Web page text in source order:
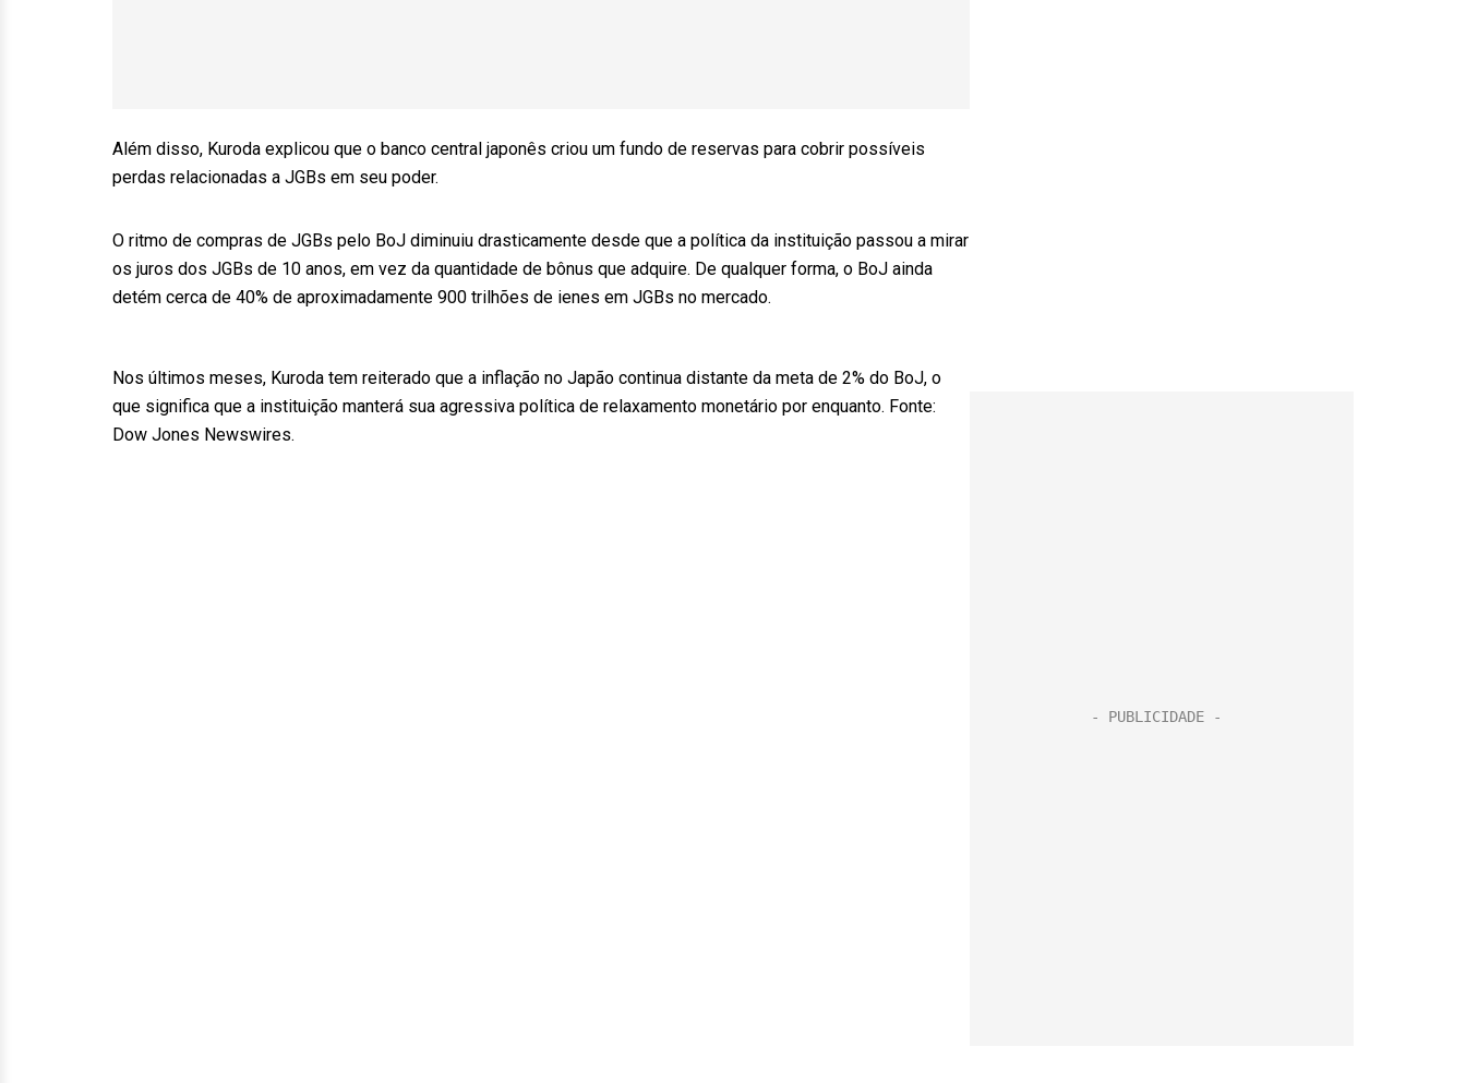
Além disso, Kuroda explicou que o banco central japonês criou um fundo de reservas para cobrir possíveis
perdas relacionadas a JGBs em seu poder.
O ritmo de compras de JGBs pelo BoJ diminuiu drasticamente desde que a política da instituição passou a mirar
os juros dos JGBs de 10 anos, em vez da quantidade de bônus que adquire. De qualquer forma, o BoJ ainda
detém cerca de 40% de aproximadamente 900 trilhões de ienes em JGBs no mercado.
Nos últimos meses, Kuroda tem reiterado que a inflação no Japão continua distante da meta de 2% do BoJ, o
que significa que a instituição manterá sua agressiva política de relaxamento monetário por enquanto. Fonte:
Dow Jones Newswires.